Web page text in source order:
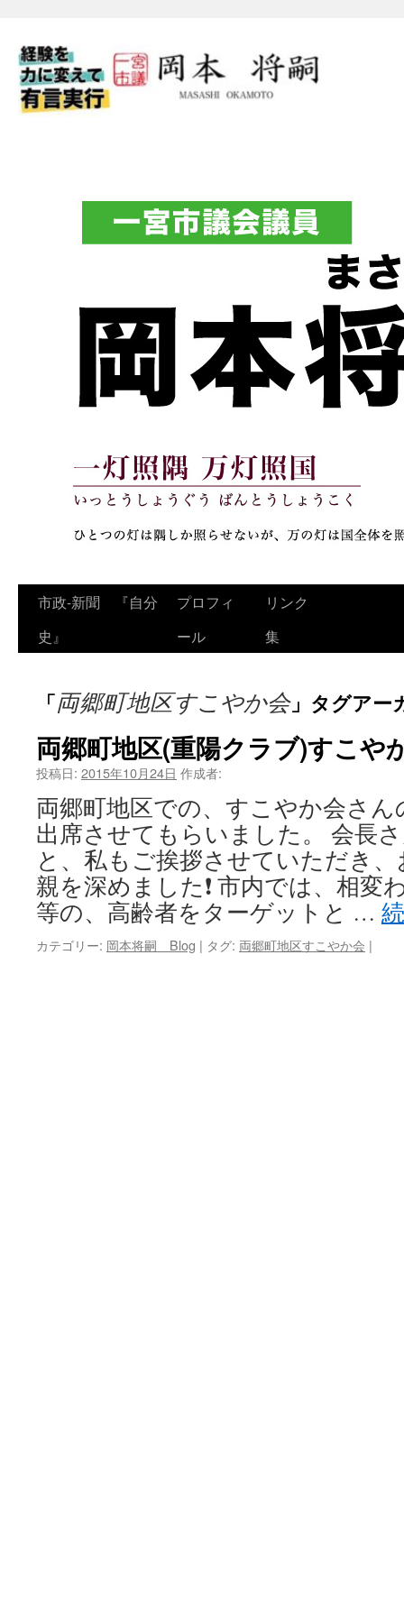
コ
ツ
へ
ス
キ
ッ
プ
市政‐新聞 『自分
史』
プロフィ
ール
リンク
集
「両郷町地区すこやか会」タグアー
両郷町地区(重陽クラブ)すこや
投稿日: 2015年10月24日 作成者:
両郷町地区での、すこやか会さ
出席させてもらいました。 会長
と、私もご挨拶させていただき
親を深めました❗ 市内では、相変
等の、高齢者をターゲットと …
カテゴリー: 岡本将嗣 Blog | タグ: 両郷町地区すこやか会 |